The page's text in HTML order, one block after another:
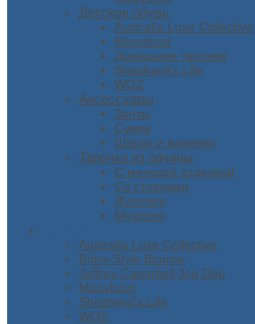
Детская обувь
Australia Luxe Collective
Moovboot
Домашние тапочки
Shepherd's Life
WOZ
Аксессуары
Зонты
Сумки
Шапки и варежки
Тапочки из овчины
С меховой отделкой
Со стразами
Женские
Мужские
Australia Luxe Collective
Boho-Style Bourne
Jeffrey Campbell Jog Dog
Moovboot
Shepherd’s Life
WOZ